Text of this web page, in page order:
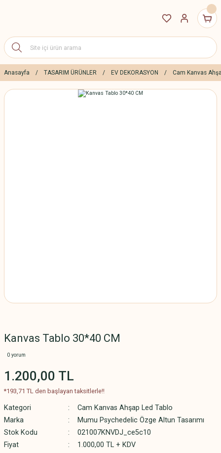
Anasayfa TASARIM ÜRÜNLER EV DEKORASYON Cam Kanvas
Kanvas Tablo 30*40 CM
0 yorum
1.200,00 TL
*193,71 TL den başlayan taksitlerle!!
Kategori
Cam Kanvas Ahşap Led Tablo
Marka
Mumu Psychedelic Özge Altun Tasarımı
Stok Kodu
021007KNVDJ_ce5c10
Fiyat
1.000,00 TL + KDV